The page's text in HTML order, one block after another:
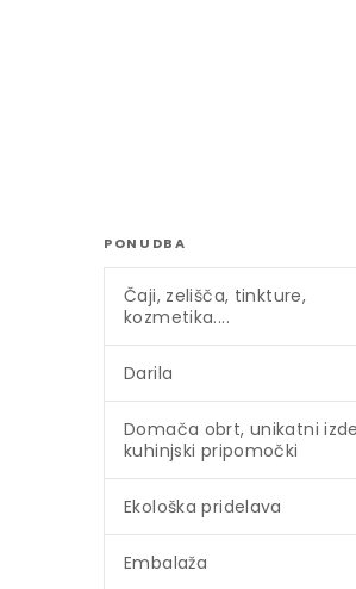
PONUDBA
Čaji, zelišča, tinkture,
kozmetika....
Darila
Domača obrt, unikatni
kuhinjski pripomočki
Ekološka pridelava
Embalaža